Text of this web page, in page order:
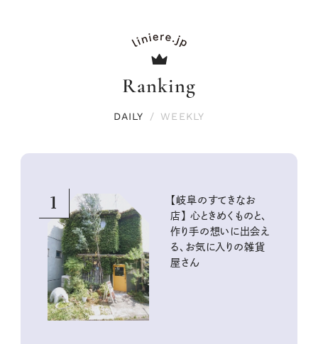
Ranking
DAILY / WEEKLY
1
【岐阜のすてきなお
店】 心ときめくものと、
作り手の想いに出会え
る、お気に入りの雑貨
屋さん